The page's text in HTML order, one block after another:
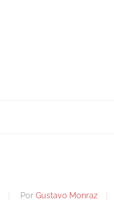
Por Gustavo Monraz